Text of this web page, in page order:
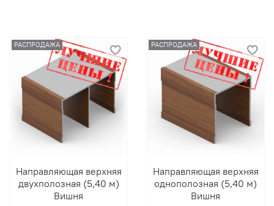
РАСПРОДАЖА
Направляющая верхняя
двухполозная (5,40 м)
Вишня
РАСПРОДАЖА
Направляющая верхняя
однополозная (5,40 м)
Вишня